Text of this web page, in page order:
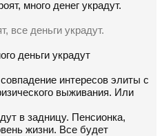
много денег украдут.
все деньги украдут.
деньги украдут
интересов элиты с
выживания. Или
в задницу. Пенсионка,
жизни. Все будет